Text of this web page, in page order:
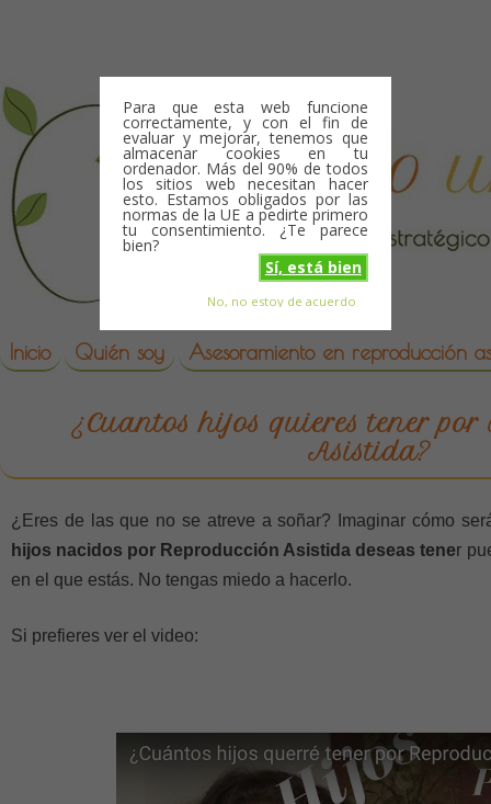
Para que esta web funcione
correctamente, y con el fin de
evaluar y mejorar, tenemos que
almacenar cookies en tu
ordenador. Más del 90% de todos
los sitios web necesitan hacer
esto. Estamos obligados por las
normas de la UE a pedirte primero
tu consentimiento. ¿Te parece
bien?
Sí, está bien
No, no estoy de acuerdo
reproduccion asistida
Skip to content
Inicio Quién soy Asesoramiento en reproducción
¿Cuantos hijos quieres tener
Asistida?
¿Eres de las que no se atreve a soñar? Imaginar cómo
hijos nacidos por Reproducción Asistida deseas tener
en el que estás. No tengas miedo a hacerlo.
Si prefieres ver el video: